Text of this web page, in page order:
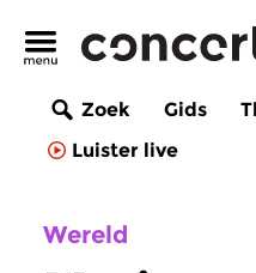
Zoek Gids
Luister live
Wereld